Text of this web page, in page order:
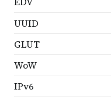
UUID
GLUT
WoW
IPv6